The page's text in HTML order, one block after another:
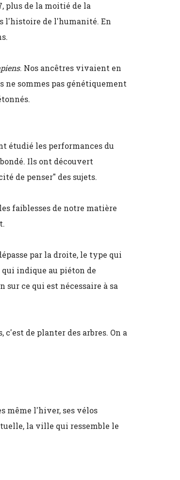
plus de la moitié de la
l'histoire de l'humanité. En
. Nos ancêtres vivaient en
ne sommes pas génétiquement
étudié les performances du
Ils ont découvert
de penser" des sujets.
faiblesses de notre matière
par la droite, le type qui
indique au piéton de
ce qui est nécessaire à sa
de planter des arbres. On a
même l'hiver, ses vélos
la ville qui ressemble le